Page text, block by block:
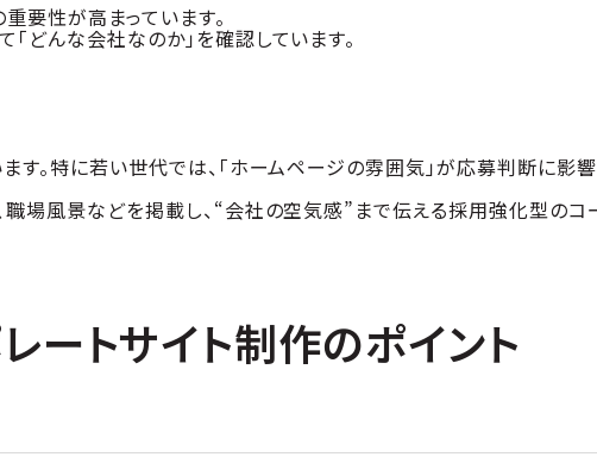
要性が高まっています。
どんな会社なのか」を確認しています。
す。特に若い世代では、「ホームページの雰囲気」が応募判断に影
職場風景などを掲載し、“会社の空気感”まで伝える採用強化型のコ
ートサイト制作のポイント